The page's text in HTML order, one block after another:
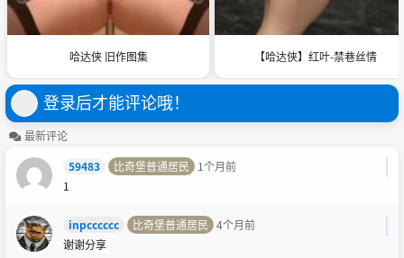
哈达侠 旧作图集 【哈达侠】红叶-禁巷丝情
登录后才能评论哦！
最新评论
59483
比奇堡普通居民
1个月前
1
inpcccccc 比奇堡普通居民 4个月前
谢谢分享